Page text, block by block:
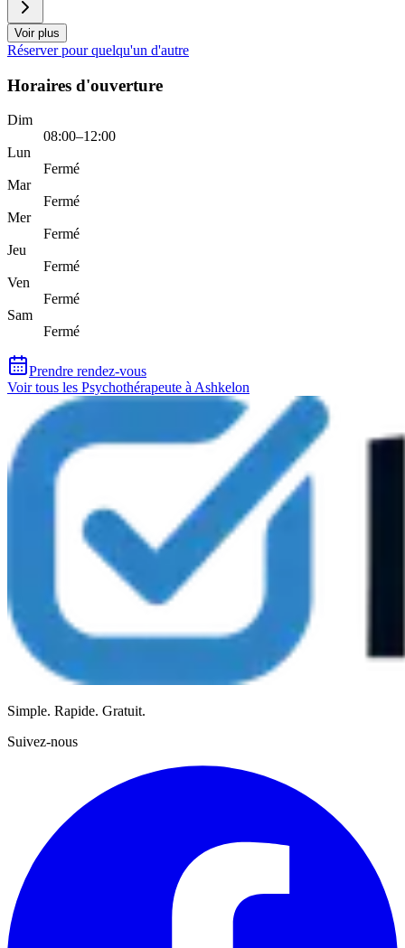
Voir plus
Réserver pour quelqu'un d'autre
Horaires d'ouverture
Dim
08:00–12:00
Lun
Fermé
Mar
Fermé
Mer
Fermé
Jeu
Fermé
Ven
Fermé
Sam
Fermé
Prendre rendez-vous
Voir tous les Psychothérapeute à Ashkelon
Simple. Rapide. Gratuit.
Suivez-nous